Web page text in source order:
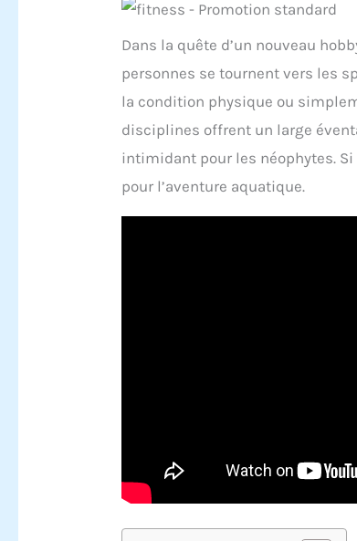
Dans la quête d’un nouveau
personnes se tournent vers les
la condition physique ou
disciplines offrent un large
intimidant pour les néophytes.
pour l’aventure aquatique.